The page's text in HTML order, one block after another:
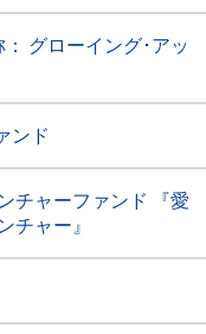
グローイング･アッ
ンド
チャーファンド 『愛
チャー』